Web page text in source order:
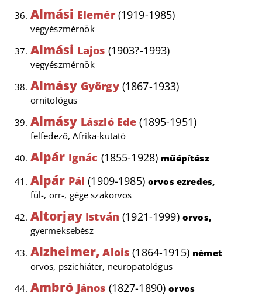
Almási Elemér(1919-1985)
vegyészmérnök
Almási Lajos (1903?-1993)
vegyészmérnök
Almásy György (1867-1933)
ornitológus
Almásy László Ede(1895-1951)
felfedező, Afrika-kutató
Alpár Ignác (1855-1928) műépítész
Alpár Pál(1909-1985)orvos ezredes,
fül-, orr-, gége szakorvos
Altorjay István(1921-1999) orvos,
gyermeksebész
Alzheimer,Alois(1864-1915) német
orvos, pszichiáter, neuropatológus
Ambró János (1827-1890)orvos